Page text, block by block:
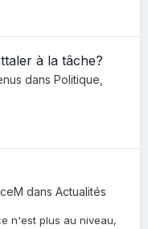
à la tâche?
dans Politique,
dans Actualités
n'est plus au niveau,